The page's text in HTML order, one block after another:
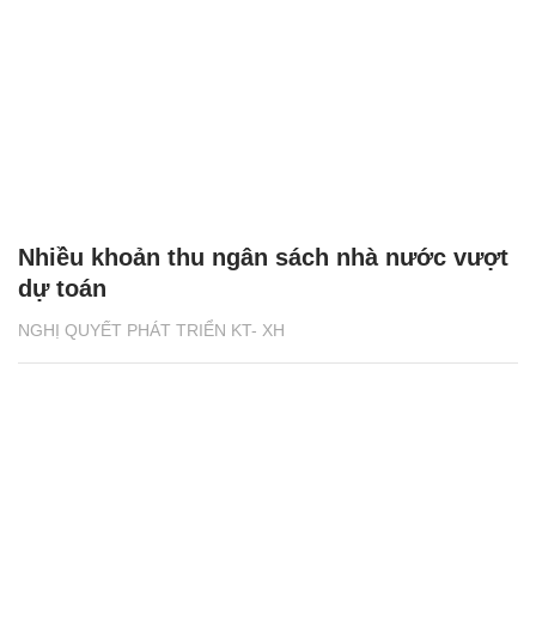
NGHỊ QUYẾT PHÁT TRIỂN KT- XH
Nhiều khoản thu ngân sách nhà nước vượt
dự toán